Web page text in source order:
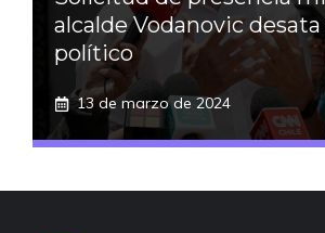
alcalde Vodanovic
político
13 de marzo de 2024